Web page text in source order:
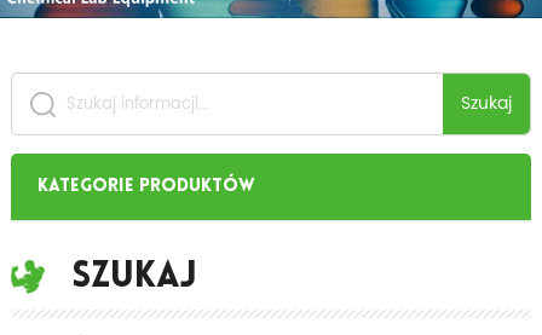
Szukaj
Kategorie produktów
Szukaj